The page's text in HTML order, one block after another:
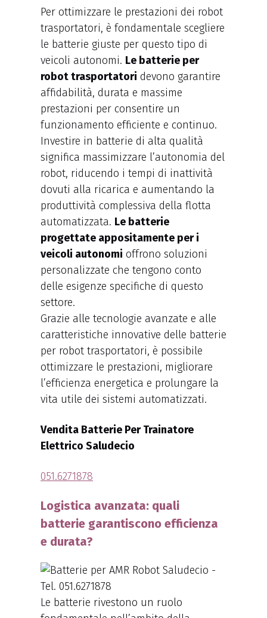
Per ottimizzare le prestazioni dei robot
trasportatori, è fondamentale scegliere
le batterie giuste per questo tipo di
veicoli autonomi. Le batterie per
robot trasportatori devono garantire
affidabilità, durata e massime
prestazioni per consentire un
funzionamento efficiente e continuo.
Investire in batterie di alta qualità
significa massimizzare l’autonomia del
robot, riducendo i tempi di inattività
dovuti alla ricarica e aumentando la
produttività complessiva della flotta
automatizzata. Le batterie
progettate appositamente per i
veicoli autonomi offrono soluzioni
personalizzate che tengono conto
delle esigenze specifiche di questo
settore.
Grazie alle tecnologie avanzate e alle
caratteristiche innovative delle batterie
per robot trasportatori, è possibile
ottimizzare le prestazioni, migliorare
l’efficienza energetica e prolungare la
vita utile dei sistemi automatizzati.
Vendita Batterie Per Trainatore
Elettrico Saludecio
051.6271878
Logistica avanzata: quali
batterie garantiscono efficienza
e durata?
Le batterie rivestono un ruolo